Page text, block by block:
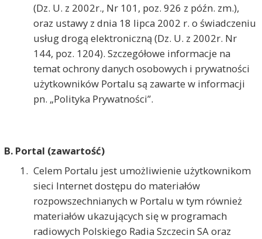
(Dz. U. z 2002r., Nr 101, poz. 926 z późn. zm.),
oraz ustawy z dnia 18 lipca 2002 r. o świadczeniu
usług drogą elektroniczną (Dz. U. z 2002r. Nr
144, poz. 1204). Szczegółowe informacje na
temat ochrony danych osobowych i prywatności
użytkowników Portalu są zawarte w informacji
pn. „Polityka Prywatności”.
B. Portal (zawartość)
Celem Portalu jest umożliwienie użytkownikom
sieci Internet dostępu do materiałów
rozpowszechnianych w Portalu w tym również
materiałów ukazujących się w programach
radiowych Polskiego Radia Szczecin SA oraz